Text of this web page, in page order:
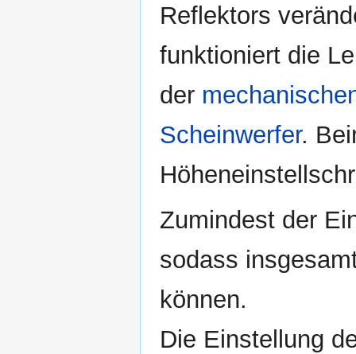
Reflektors
funktioniert die
der
Scheinwerfer.
Zumindest der
sodass
können.
Die Einstellung